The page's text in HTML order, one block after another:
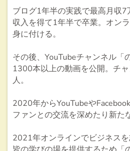
ブログ1年半の実践で最高月収
収入を得て1年半で卒業。オン
身に付ける。
その後、YouTubeチャンネル「
1300本以上の動画を公開。チ
人。
2020年からYouTubeや
ファンとの交流を深めたり新た
2021年オンラインでビジネス